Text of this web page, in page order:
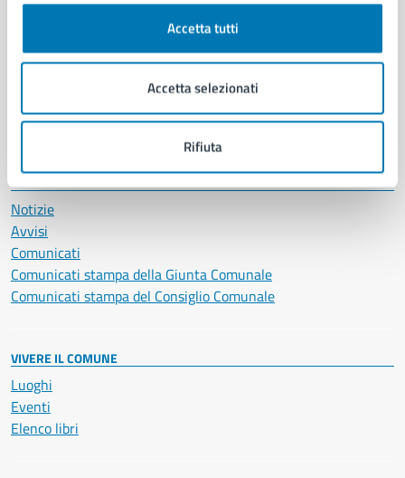
Accetta tutti
Accetta selezionati
Rifiuta
Educazione e formazione
Giustizia e sicurezza pubblica
Imprese e commercio
Salute, benessere e assistenza
Vita lavorativa
NOVITÀ
Notizie
Avvisi
Comunicati
Comunicati stampa della Giunta Comunale
Comunicati stampa del Consiglio Comunale
VIVERE IL COMUNE
Luoghi
Eventi
Elenco libri